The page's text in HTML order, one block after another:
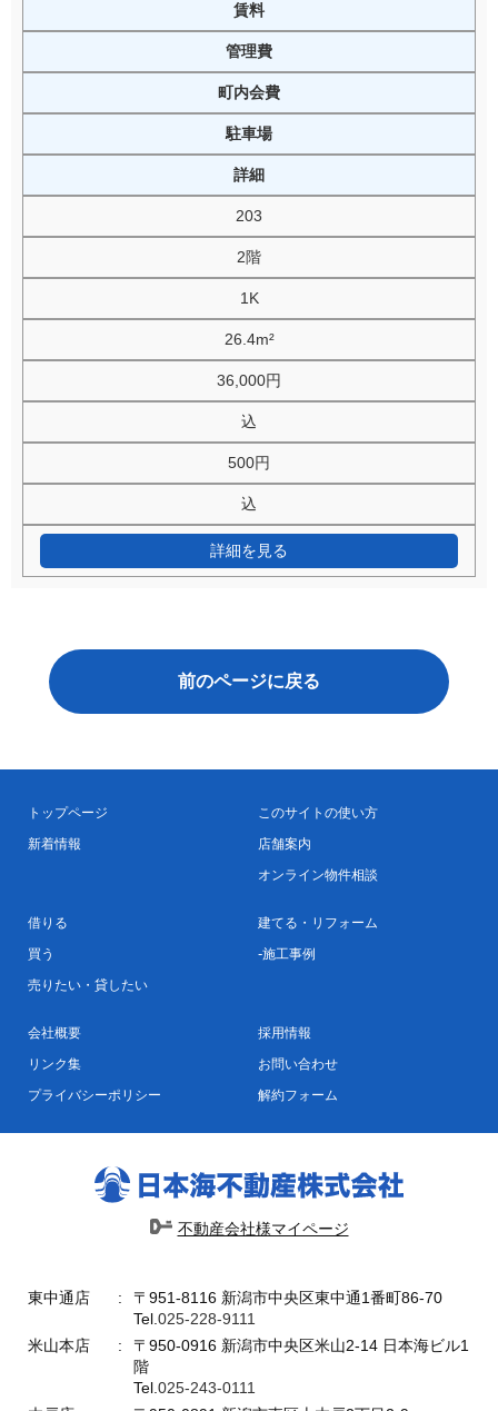
賃料
管理費
町内会費
駐車場
詳細
203
2階
1K
26.4m²
36,000円
込
500円
込
詳細を見る
前のページに戻る
トップページ
新着情報
このサイトの使い方
店舗案内
オンライン物件相談
借りる
買う
売りたい・貸したい
建てる・リフォーム
施工事例
会社概要
リンク集
プライバシーポリシー
採用情報
お問い合わせ
解約フォーム
不動産会社様マイページ
東中通店
〒951-8116 新潟市中央区東中通1番町86-70
Tel.025-228-9111
米山本店
〒950-0916 新潟市中央区米山2-14 日本海ビル1
階
Tel.025-243-0111